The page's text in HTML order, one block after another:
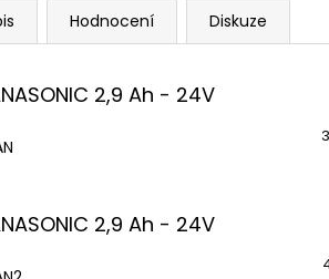
Hodnocení Diskuze
2,9 Ah - 24V
2,9 Ah - 24V